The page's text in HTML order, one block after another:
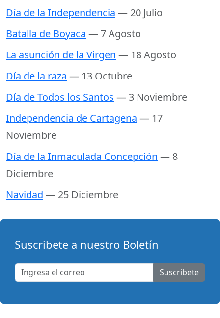
Día de la Independencia — 20 Julio
Batalla de Boyaca — 7 Agosto
La asunción de la Virgen — 18 Agosto
Día de la raza — 13 Octubre
Día de Todos los Santos — 3 Noviembre
Independencia de Cartagena — 17
Noviembre
Día de la Inmaculada Concepción — 8
Diciembre
Navidad — 25 Diciembre
Suscribete a nuestro Boletín
Suscribete